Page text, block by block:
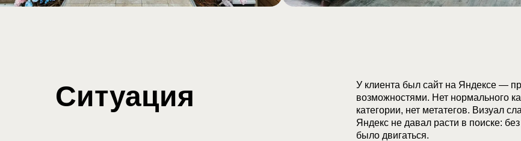
Ситуация
У клиента был сайт на Яндексе —
возможностями. Нет нормального
категории, нет метатегов. Визуал
Яндекс не давал расти в поиске:
было двигаться.